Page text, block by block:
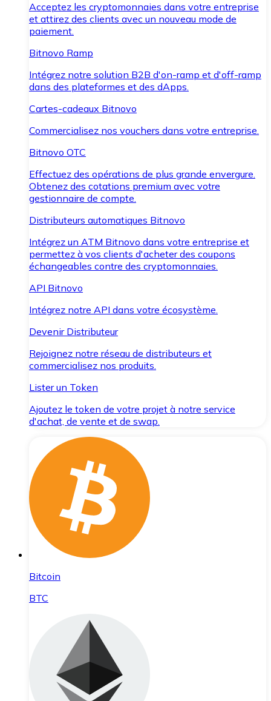
Acceptez les cryptomonnaies dans votre entreprise
et attirez des clients avec un nouveau mode de
paiement.
Bitnovo Ramp
Intégrez notre solution B2B d'on-ramp et d'off-ramp
dans des plateformes et des dApps.
Cartes-cadeaux Bitnovo
Commercialisez nos vouchers dans votre entreprise.
Bitnovo OTC
Effectuez des opérations de plus grande envergure.
Obtenez des cotations premium avec votre
gestionnaire de compte.
Distributeurs automatiques Bitnovo
Intégrez un ATM Bitnovo dans votre entreprise et
permettez à vos clients d'acheter des coupons
échangeables contre des cryptomonnaies.
API Bitnovo
Intégrez notre API dans votre écosystème.
Devenir Distributeur
Rejoignez notre réseau de distributeurs et
commercialisez nos produits.
Lister un Token
Ajoutez le token de votre projet à notre service
d'achat, de vente et de swap.
Bitcoin
BTC